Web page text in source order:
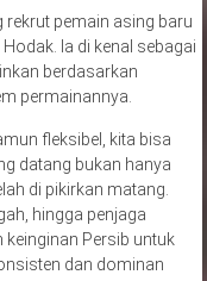
rekrut pemain asing baru
Ia di kenal sebagai
berdasarkan
permainannya.
fleksibel, kita bisa
datang bukan hanya
di pikirkan matang.
hingga penjaga
keinginan Persib untuk
dan dominan